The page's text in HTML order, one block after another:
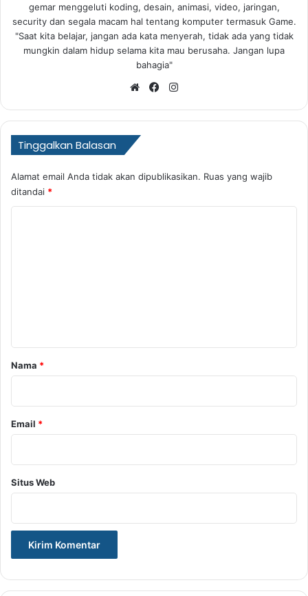
gemar menggeluti koding, desain, animasi, video, jaringan,
security dan segala macam hal tentang komputer termasuk Game.
"Saat kita belajar, jangan ada kata menyerah, tidak ada yang tidak
mungkin dalam hidup selama kita mau berusaha. Jangan lupa
bahagia"
WebsiteFacebook
Tinggalkan Balasan
Alamat email Anda tidak akan dipublikasikan. Ruas yang wajib
ditandai *
rNama *
Email *
Situs Web